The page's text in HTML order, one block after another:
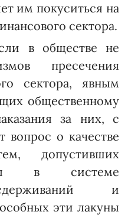
им покуситься на
сектора.
в обществе не
пресечения
сектора, явным
общественному
за них, с
воп­рос о качестве
допустивших
в системе
и
эти лакуны